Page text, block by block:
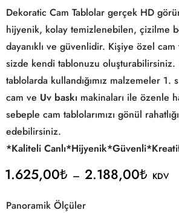
Dekoratic Cam Tablolar gerçek HD
hijyenik, kolay temizlenebilen, çizilme
dayanıklı ve güvenlidir. Kişiye özel cam
sizde kendi tablonuzu oluşturabilirsiniz.
tablolarda kullandığımız malzemeler 1.
cam ve Uv baskı makinaları ile özenle
sebeple cam tablolarımızı gönül
edebilirsiniz.
*Kaliteli Canlı*Hijyenik*Güvenli*
1.625,00₺ – 2.188,00₺ KDV
Panoramik Ölçüler